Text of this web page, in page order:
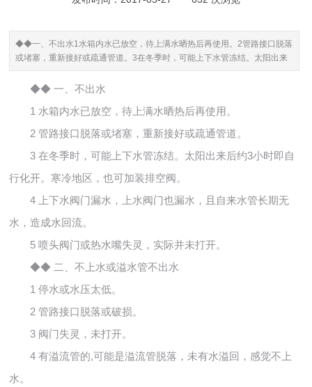
◆◆一、不出水1水箱内水已放空，待上满水晒热后再使用。2管路接口脱落
或堵塞，重新接好或疏通管道。3在冬季时，可能上下水管冻结。太阳出来
后约3小时即自行化开。寒冷地区，也可加装排空阀。4上下水阀门漏水，上
◆◆ 一、不出水
1 水箱内水已放空，待上满水晒热后再使用。
2 管路接口脱落或堵塞，重新接好或疏通管道。
3 在冬季时，可能上下水管冻结。太阳出来后约3小时即自
行化开。寒冷地区，也可加装排空阀。
4 上下水阀门漏水，上水阀门也漏水，且自来水管长期无
水，造成水回流。
5 喷头阀门或热水嘴失灵，实际并未打开。
◆◆ 二、不上水或溢水管不出水
1 停水或水压太低。
2 管路接口脱落或破损。
3 阀门失灵，未打开。
4 有溢流管的,可能是溢流管脱落，未有水溢回，感觉不上
水。